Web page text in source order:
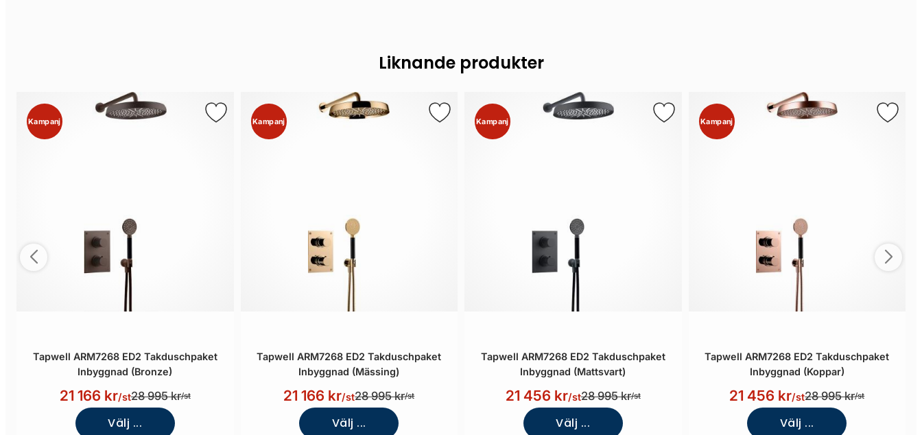
Liknande produkter
Kampanj
Tapwell ARM7268 ED2 Takduschpaket
Inbyggnad (Bronze)
21 166 kr/st28 995 kr/st
Välj ...
Kampanj
Tapwell ARM7268 ED2 Takduschpaket
Inbyggnad (Mässing)
21 166 kr/st28 995 kr/st
Välj ...
Kampanj
Tapwell ARM7268 ED2 Takduschpaket
Inbyggnad (Mattsvart)
21 456 kr/st28 995 kr/st
Välj ...
Kampanj
Tapwell ARM7268 ED2 Takduschpaket
Inbyggnad (Koppar)
21 456 kr/st28 995 kr/st
Välj ...